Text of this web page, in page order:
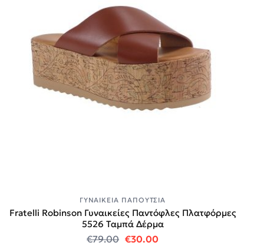
ΓΥΝΑΙΚΕΊΑ ΠΑΠΟΎΤΣΙΑ
Fratelli Robinson Γυναικείες Παντόφλες Πλατφόρμες
5526 Ταμπά Δέρμα
€79.00 Original price was: €79.00.
€30.00Η τρέχουσα τιμή